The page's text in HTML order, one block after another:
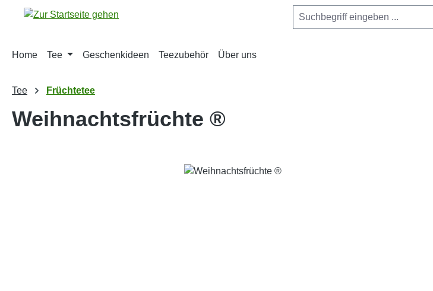
Hauptinhalt springen
Zur Suche springen
Zur Hauptnavigation springen
Home Tee Geschenkideen Teezubehör Über uns
Tee Früchtetee
Weihnachtsfrüchte ®